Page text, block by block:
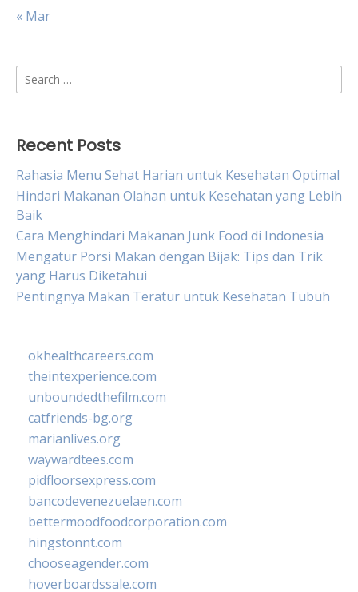
« Mar
Search
for:
Recent Posts
Rahasia Menu Sehat Harian untuk Kesehatan Optimal
Hindari Makanan Olahan untuk Kesehatan yang Lebih
Baik
Cara Menghindari Makanan Junk Food di Indonesia
Mengatur Porsi Makan dengan Bijak: Tips dan Trik
yang Harus Diketahui
Pentingnya Makan Teratur untuk Kesehatan Tubuh
okhealthcareers.com
theintexperience.com
unboundedthefilm.com
catfriends-bg.org
marianlives.org
waywardtees.com
pidfloorsexpress.com
bancodevenezuelaen.com
bettermoodfoodcorporation.com
hingstonnt.com
chooseagender.com
hoverboardssale.com